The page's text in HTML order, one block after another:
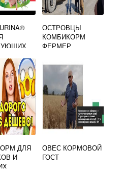
ОСТРОВЦЫ
КОМБИКОРМ
ФЕРМЕР
ДЛЯ
И
ОВЕС КОРМОВОЙ
ГОСТ